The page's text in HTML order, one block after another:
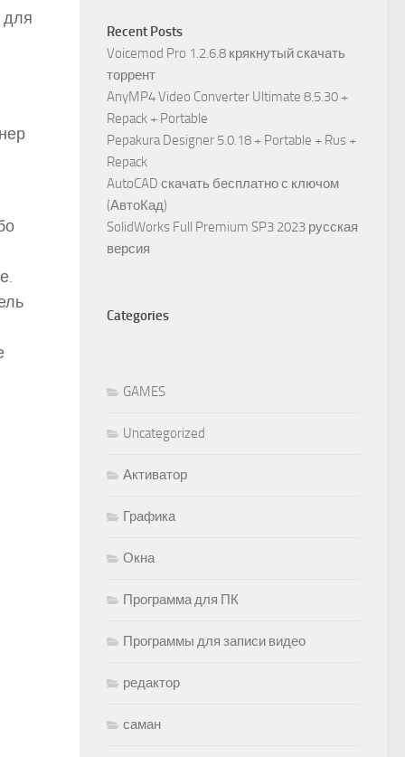
для
Recent Posts
Voicemod Pro 1.2.6.8 крякнутый скачать
торрент
AnyMP4 Video Converter Ultimate 8.5.30 +
Repack + Portable
Pepakura Designer 5.0.18 + Portable + Rus +
Repack
AutoCAD скачать бесплатно с ключом
(АвтоКад)
SolidWorks Full Premium SP3 2023 русская
версия
Categories
GAMES
Uncategorized
Активатор
Графика
Окна
Программа для ПК
Программы для записи видео
редактор
саман